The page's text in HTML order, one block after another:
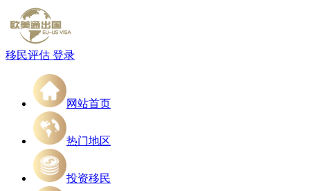
移民评估 登录
网站首页
热门地区
投资移民